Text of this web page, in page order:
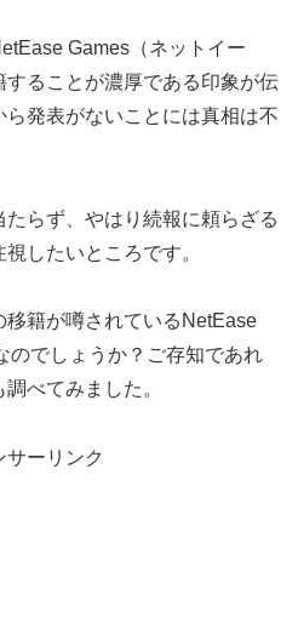
Games（ネットイー
ることが濃厚である印象が伝
発表がないことには真相は不
らず、やはり続報に頼らざる
したいところです。
移籍が噂されているNetEase
のでしょうか？ご存知であれ
べてみました。
サーリンク